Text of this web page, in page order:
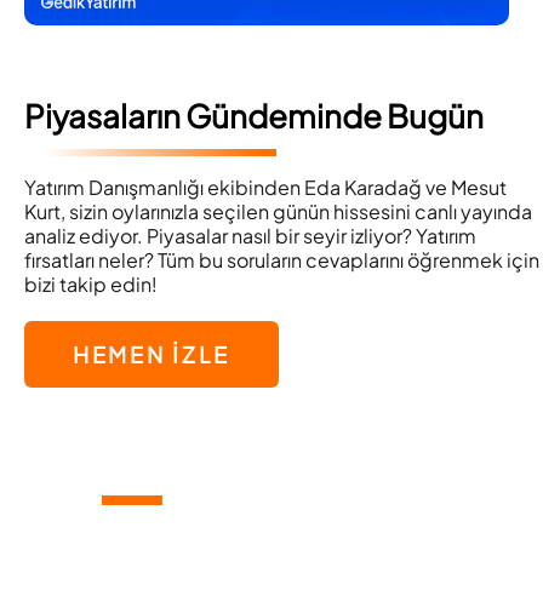
Piyasaların Gündeminde Bugün
Yatırım Danışmanlığı ekibinden Eda Karadağ ve Mesut
Kurt, sizin oylarınızla seçilen günün hissesini canlı yayında
analiz ediyor. Piyasalar nasıl bir seyir izliyor? Yatırım
fırsatları neler? Tüm bu soruların cevaplarını öğrenmek için
bizi takip edin!
HEMEN İZLE